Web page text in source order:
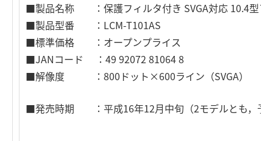
■製品名称 ：保護フィルタ付き SVGA対応 10.4型ア
■製品型番 ：LCM-T101AS
■標準価格 ：オープンプライス
■JANコード ：49 92072 81064 8
■解像度 ：800ドット×600ライン（SVGA）
■発売時期 ：平成16年12月中旬（2モデルとも，予